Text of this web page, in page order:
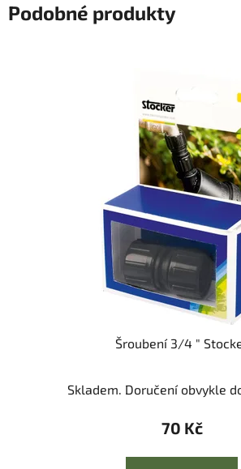
Podobné produkty
Šroubení 3/4 "
Skladem. Doručení obvykle
70 Kč